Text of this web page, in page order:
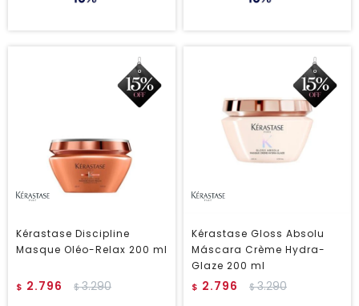
Kérastase Discipline
Masque Oléo-Relax 200 ml
$ 2.796 $3.290
Kérastase Gloss Absolu
Máscara Crème Hydra-
Glaze 200 ml
$ 2.796 $3.290